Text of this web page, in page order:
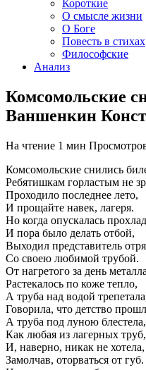
Короткие
О смысле жизни
О Боге
Повесть в стихах
Философские
Анализ
Комсомольские
Ваншенкин
На чтение 1 мин
Комсомольские снились
Ребятишкам горластым не
Проходило последнее лето,
И прощайте навек, лагеря.
Но когда опускалась
И пора было делать отбой,
Выходил представитель
Со своею любимой трубой.
От нагретого за день металла
Растекалось по коже тепло,
А труба над водой
Говорила, что детство
А труба под луною блестела,
Как любая из лагерных труб,
И, наверно, никак не хотела,
Замолчав, оторваться от губ.